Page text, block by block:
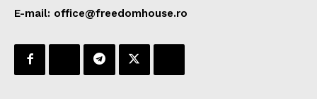
E-mail: office@freedomhouse.ro